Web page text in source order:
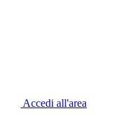
Accedi all'area